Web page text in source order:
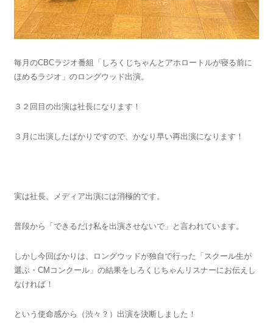
毎月のCBCラジオ番組「しろくじちゃんとアホロートルが寝る前に
ほめるラジオ」のロングウッド出演。
３２回目の出演は社長になります！
３月に出演したばかりですので、かなり早い再出演になります！
実は社長、メディア出演には消極的です。
普段から「できるだけ私を出演させないで」と言われています。
しかし今回ばかりは、ロングウッドが独自で行った「スクール生が
選ぶ・CMコンクール」の結果をしろくじちゃんリスナーにお伝えし
なければ！
という使命感から（渋々？）出演を決断しました！